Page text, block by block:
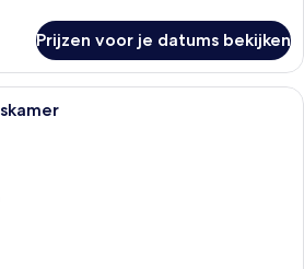
Prijzen voor je datums bekijken
Pillowtop-bedden, een minibar, een